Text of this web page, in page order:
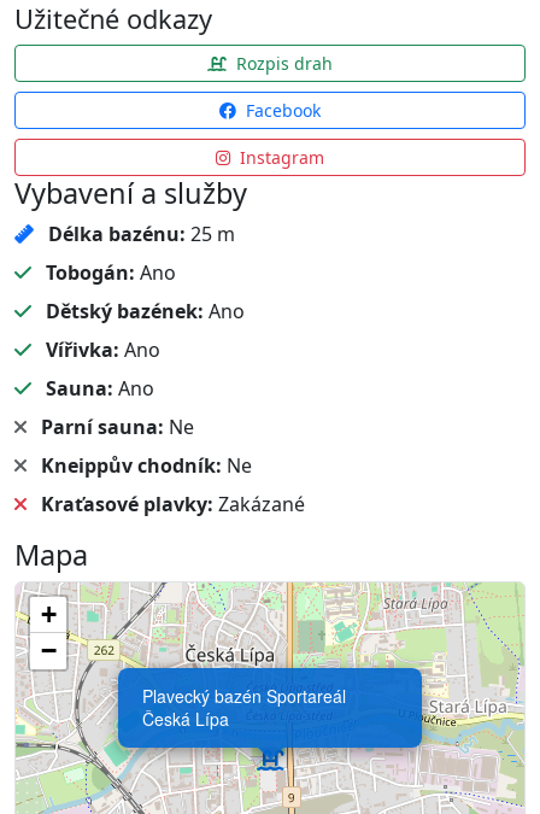
Užitečné odkazy
Rozpis drah
Facebook
Instagram
Vybavení a služby
Délka bazénu: 25 m
Tobogán: Ano
Dětský bazének: Ano
Vířivka: Ano
Sauna: Ano
Parní sauna: Ne
Kneippův chodník: Ne
Kraťasové plavky: Zakázané
Mapa
Plavecký bazén Sportareál
Česká Lípa
+
−